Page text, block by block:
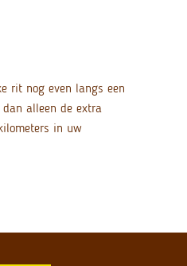
rit nog even langs een
alleen de extra
in uw